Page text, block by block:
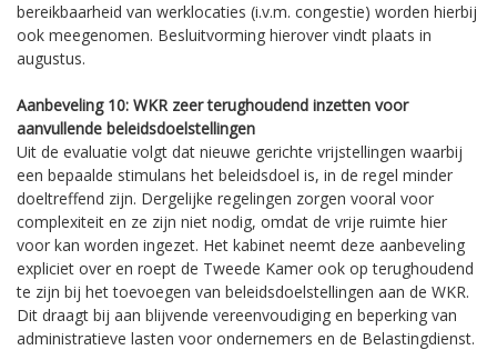
bereikbaarheid van werklocaties (i.v.m. congestie) worden hierbij
ook meegenomen. Besluitvorming hierover vindt plaats in
augustus.
Aanbeveling 10: WKR zeer terughoudend inzetten voor
aanvullende beleidsdoelstellingen
Uit de evaluatie volgt dat nieuwe gerichte vrijstellingen waarbij
een bepaalde stimulans het beleidsdoel is, in de regel minder
doeltreffend zijn. Dergelijke regelingen zorgen vooral voor
complexiteit en ze zijn niet nodig, omdat de vrije ruimte hier
voor kan worden ingezet. Het kabinet neemt deze aanbeveling
expliciet over en roept de Tweede Kamer ook op terughoudend
te zijn bij het toevoegen van beleidsdoelstellingen aan de WKR.
Dit draagt bij aan blijvende vereenvoudiging en beperking van
administratieve lasten voor ondernemers en de Belastingdienst.